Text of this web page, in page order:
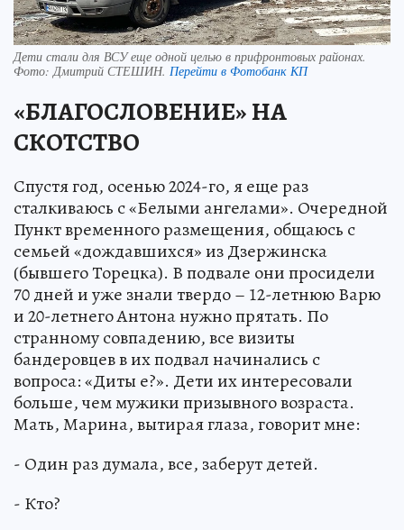
Дети стали для ВСУ еще одной целью в прифронтовых районах.
Фото:Дмитрий СТЕШИН. Перейти в Фотобанк КП
«БЛАГОСЛОВЕНИЕ» НА
СКОТСТВО
Спустя год, осенью 2024-го, я еще раз
сталкиваюсь с «Белыми ангелами». Очередной
Пункт временного размещения, общаюсь с
семьей «дождавшихся» из Дзержинска
(бывшего Торецка). В подвале они просидели
70 дней и уже знали твердо – 12-летнюю Варю
и 20-летнего Антона нужно прятать. По
странному совпадению, все визиты
бандеровцев в их подвал начинались с
вопроса: «Диты е?». Дети их интересовали
больше, чем мужики призывного возраста.
Мать, Марина, вытирая глаза, говорит мне:
- Один раз думала, все, заберут детей.
- Кто?